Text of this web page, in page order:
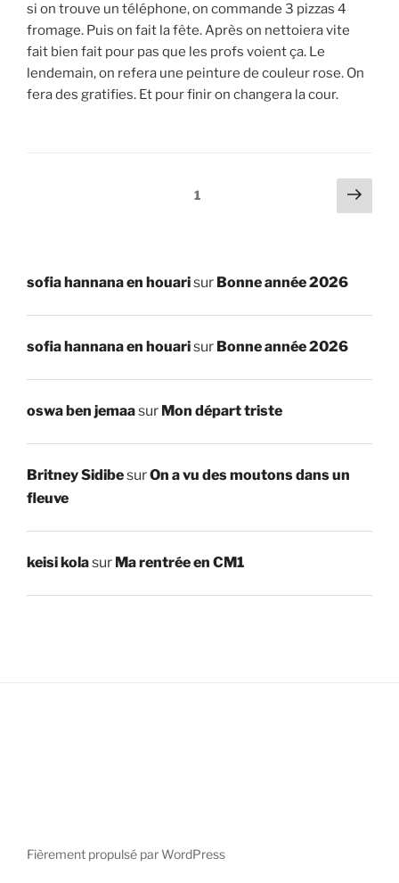
si on trouve un téléphone, on commande 3 pizzas 4
fromage. Puis on fait la fête. Après on nettoiera vite
fait bien fait pour pas que les profs voient ça. Le
lendemain, on refera une peinture de couleur rose. On
fera des gratifies. Et pour finir on changera la cour.
Page1
Page
sofia hannana en houarisur Bonne année 2026
sofia hannana en houarisur Bonne année 2026
oswa ben jemaasur Mon départ triste
Britney SidibesurOn a vu des moutons dans un
fleuve
keisi kolasur Ma rentrée en CM1
Fièrement propulsé par WordPress